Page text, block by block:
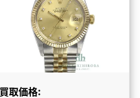
買取価格: